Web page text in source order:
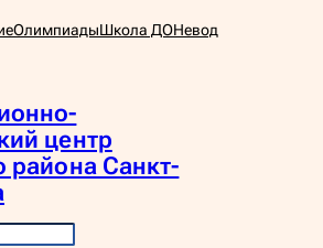
ОлимпиадыШкола ДОНевод
центр
района Санкт-